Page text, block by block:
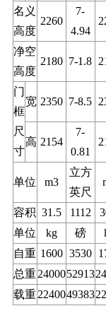
名义
高度
2260
7-
4.94
净空
高度
2180 7-1.8
门
框
尺
寸
宽 2350 7-8.5
高 2154
7-
0.81
单位 m3
立方
英尺
容积 31.5 1112
单位
kg 磅
自重 1600 3530
总重2400052913
载重2240049383